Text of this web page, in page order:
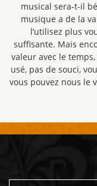
musical sera-t-il
musique a de la
l’utilisez plus
suffisante. Mais
valeur avec le temps,
usé, pas de souci,
vous pouvez nous le